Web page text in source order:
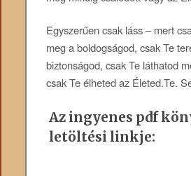
Egyszerűen csak láss – mert
meg a boldogságod, csak Te
biztonságod, csak Te láthatod
csak Te élheted az Életed.Te.
Az ingyenes pdf
letöltési linkje: